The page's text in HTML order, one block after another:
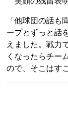
「他球団の話も
ープとずっと話
えました。戦力
くなったらチー
ので、そこはす